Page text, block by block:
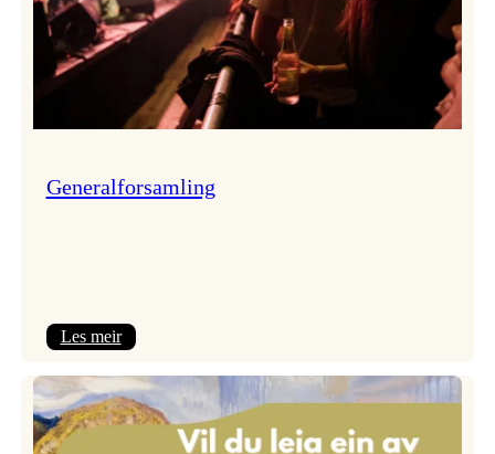
Generalforsamling
Les meir: